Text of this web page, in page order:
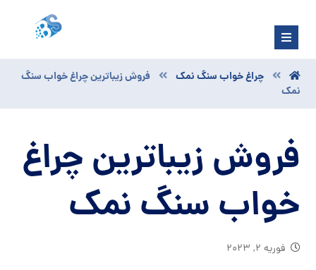
چراغ خواب سنگ نمک
فروش زیباترین چراغ خواب سنگ
نمک
فروش زیباترین چراغ
خواب سنگ نمک
فوریه ۲, ۲۰۲۳